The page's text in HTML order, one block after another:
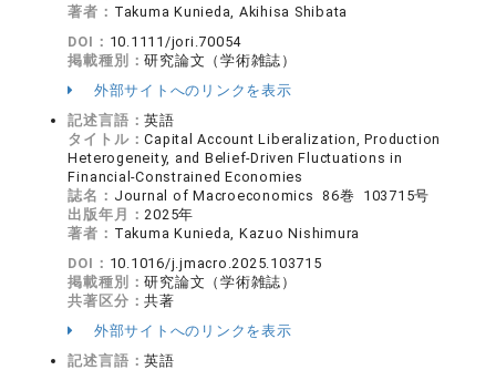
著者： Takuma Kunieda, Akihisa Shibata
DOI： 10.1111/jori.70054
掲載種別：研究論文（学術雑誌）
外部サイトへのリンクを表示
記述言語：英語
タイトル：Capital Account Liberalization, Production
Heterogeneity, and Belief-Driven Fluctuations in
Financial-Constrained Economies
誌名： Journal of Macroeconomics 86巻 103715号
出版年月：2025年
著者： Takuma Kunieda, Kazuo Nishimura
DOI： 10.1016/j.jmacro.2025.103715
掲載種別：研究論文（学術雑誌）
共著区分：共著
外部サイトへのリンクを表示
記述言語：英語